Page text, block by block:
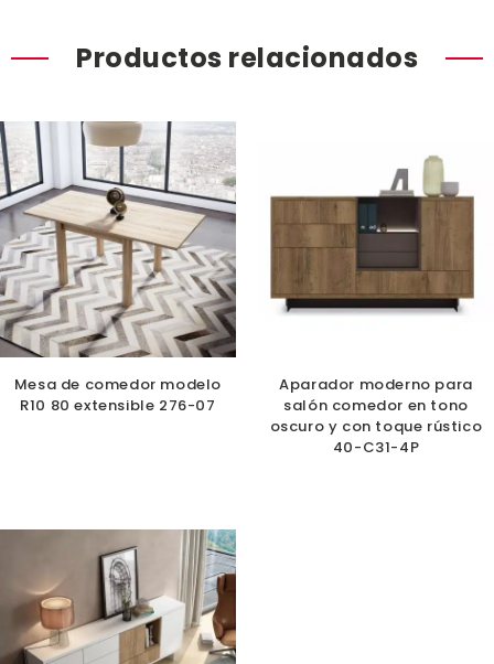
Productos relacionados
Mesa de comedor modelo
R10 80 extensible 276-07
Aparador moderno para
salón comedor en tono
oscuro y con toque rústico
40-C31-4P